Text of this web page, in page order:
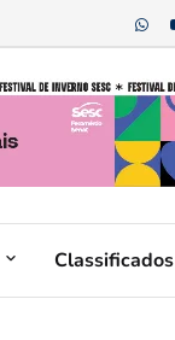
Classificados